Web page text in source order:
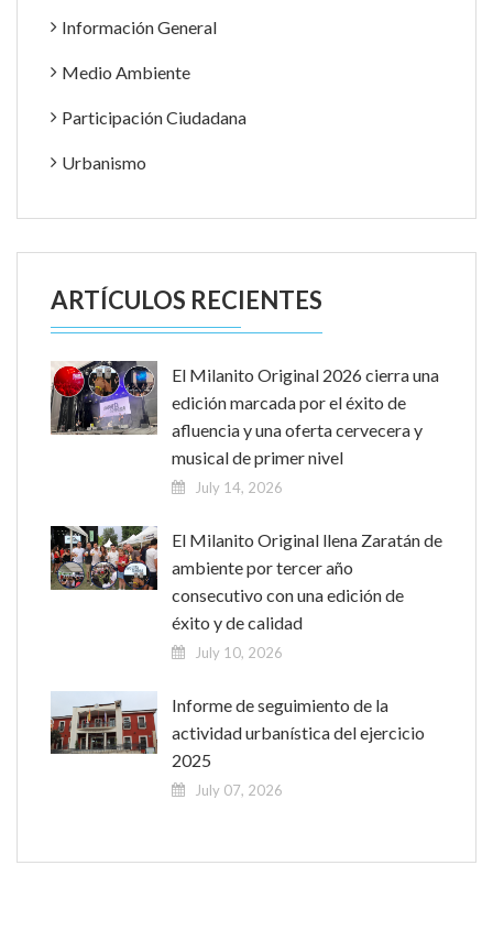
Información General
Medio Ambiente
Participación Ciudadana
Urbanismo
ARTÍCULOS RECIENTES
El Milanito Original 2026 cierra una
edición marcada por el éxito de
afluencia y una oferta cervecera y
musical de primer nivel
July 14, 2026
El Milanito Original llena Zaratán de
ambiente por tercer año
consecutivo con una edición de
éxito y de calidad
July 10, 2026
Informe de seguimiento de la
actividad urbanística del ejercicio
2025
July 07, 2026